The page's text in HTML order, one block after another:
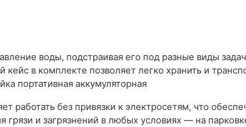
воды, подстраивая его под разные виды
в комплекте позволяет легко хранить и
портативная аккумуляторная
работать без привязки к электросетям, что
и загрязнений в любых условиях — на